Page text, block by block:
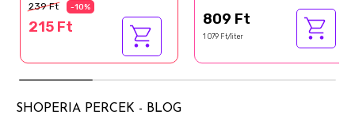
239 Ft -10%
215 Ft 809 Ft
1 079 Ft/liter
SHOPERIA PERCEK - BLOG